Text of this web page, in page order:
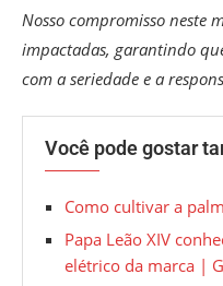
Nosso compromisso neste
impactadas, garantindo
com a seriedade e a
Você pode gostar
Como cultivar a
Papa Leão XIV
elétrico da marca |